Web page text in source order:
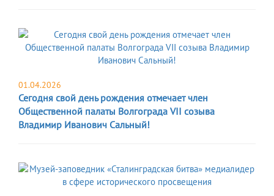
01.04.2026
Сегодня свой день рождения отмечает член
Общественной палаты Волгограда VII созыва
Владимир Иванович Сальный!